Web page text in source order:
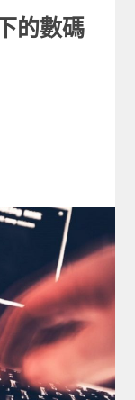
的數碼